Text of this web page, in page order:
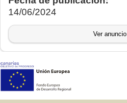
14/06/2024
Ver anuncio